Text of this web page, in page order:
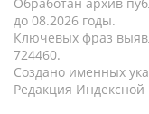
до 08.2026 годы.
Ключевых фраз
724460.
Создано именных
Редакция Индексной